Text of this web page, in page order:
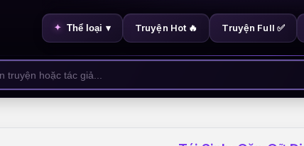
Thể loại ▾ Truyện Hot 🔥 Truyện Full ✅